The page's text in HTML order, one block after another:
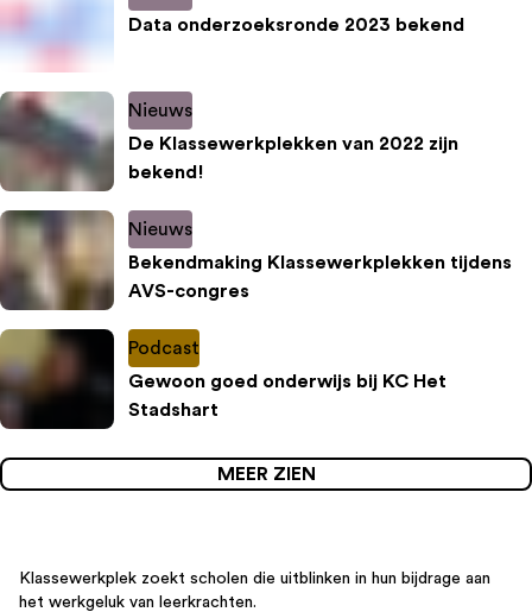
Data onderzoeksronde 2023 bekend
Nieuws
De Klassewerkplekken van 2022 zijn
bekend!
Nieuws
Bekendmaking Klassewerkplekken tijdens
AVS-congres
Podcast
Gewoon goed onderwijs bij KC Het
Stadshart
MEER ZIEN
Klassewerkplek zoekt scholen die uitblinken in hun bijdrage aan
het werkgeluk van leerkrachten.